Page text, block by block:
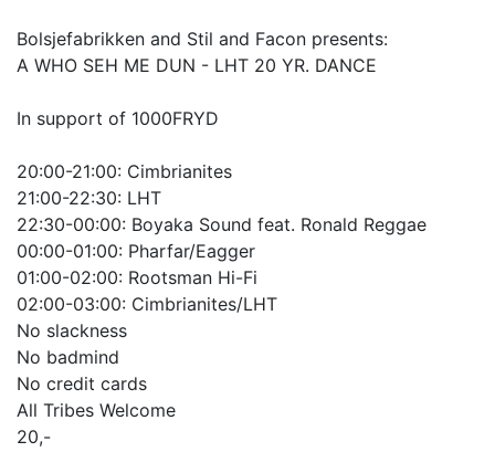
Bolsjefabrikken and Stil and Facon presents:
A WHO SEH ME DUN - LHT 20 YR. DANCE
In support of 1000FRYD
20:00-21:00: Cimbrianites
21:00-22:30: LHT
22:30-00:00: Boyaka Sound feat. Ronald Reggae
00:00-01:00: Pharfar/Eagger
01:00-02:00: Rootsman Hi-Fi
02:00-03:00: Cimbrianites/LHT
No slackness
No badmind
No credit cards
All Tribes Welcome
20,-